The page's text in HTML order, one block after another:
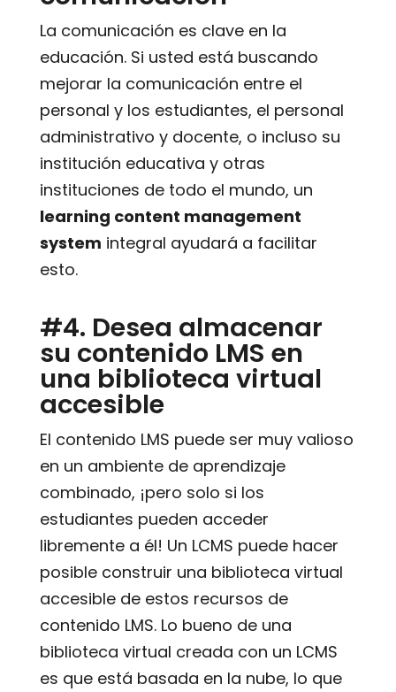
La comunicación es clave en la
educación. Si usted está buscando
mejorar la comunicación entre el
personal y los estudiantes, el personal
administrativo y docente, o incluso su
institución educativa y otras
instituciones de todo el mundo, un
learning content management
system integral ayudará a facilitar
esto.
#4. Desea almacenar
su contenido LMS en
una biblioteca virtual
accesible
El contenido LMS puede ser muy valioso
en un ambiente de aprendizaje
combinado, ¡pero solo si los
estudiantes pueden acceder
libremente a él! Un LCMS puede hacer
posible construir una biblioteca virtual
accesible de estos recursos de
contenido LMS. Lo bueno de una
biblioteca virtual creada con un LCMS
es que está basada en la nube, lo que